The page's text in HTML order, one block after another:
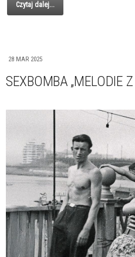
Czytaj dalej...
28 MAR 2025
SEXBOMBA „MELODIE